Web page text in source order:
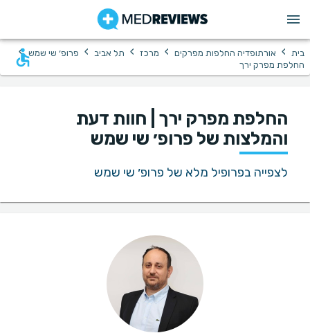
בית › אורתופדיה החלפות מפרקים › מרכז › תל אביב › פרופ׳ שי שמש ›
החלפת מפרק ירך
החלפת מפרק ירך | חוות דעת
והמלצות של פרופ׳ שי שמש
לצפייה בפרופיל מלא של פרופ׳ שי שמש